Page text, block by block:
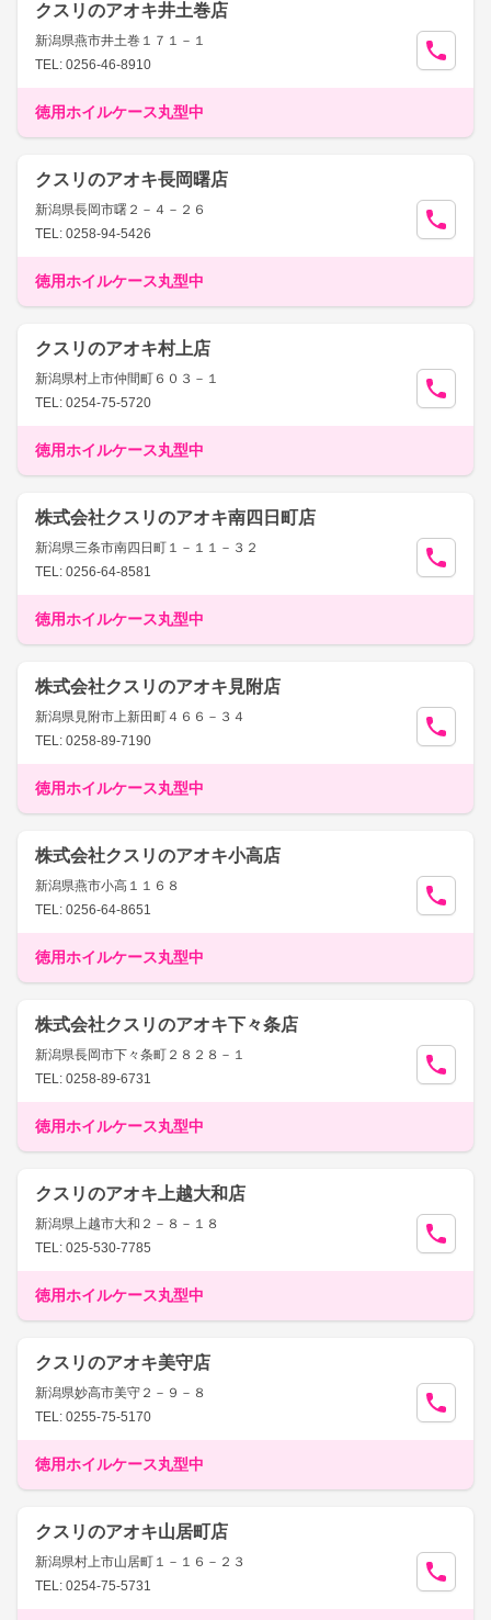
クスリのアオキ井土巻店
新潟県燕市井土巻１７１－１
TEL: 0256-46-8910
徳用ホイルケース丸型中
クスリのアオキ長岡曙店
新潟県長岡市曙２－４－２６
TEL: 0258-94-5426
徳用ホイルケース丸型中
クスリのアオキ村上店
新潟県村上市仲間町６０３－１
TEL: 0254-75-5720
徳用ホイルケース丸型中
株式会社クスリのアオキ南四日町店
新潟県三条市南四日町１－１１－３２
TEL: 0256-64-8581
徳用ホイルケース丸型中
株式会社クスリのアオキ見附店
新潟県見附市上新田町４６６－３４
TEL: 0258-89-7190
徳用ホイルケース丸型中
株式会社クスリのアオキ小高店
新潟県燕市小高１１６８
TEL: 0256-64-8651
徳用ホイルケース丸型中
株式会社クスリのアオキ下々条店
新潟県長岡市下々条町２８２８－１
TEL: 0258-89-6731
徳用ホイルケース丸型中
クスリのアオキ上越大和店
新潟県上越市大和２－８－１８
TEL: 025-530-7785
徳用ホイルケース丸型中
クスリのアオキ美守店
新潟県妙高市美守２－９－８
TEL: 0255-75-5170
徳用ホイルケース丸型中
クスリのアオキ山居町店
新潟県村上市山居町１－１６－２３
TEL: 0254-75-5731